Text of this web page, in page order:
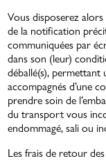
Vous disposerez
de la notification
communiquées par
dans son (leur)
déballé(s), permettant
accompagnés d’une
prendre soin de
du transport vous
endommagé, sali ou
Les frais de retour